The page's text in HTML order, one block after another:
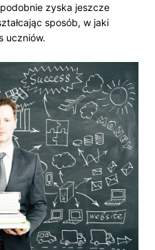
zyska jeszcze
sposób, w jaki
uczniów.